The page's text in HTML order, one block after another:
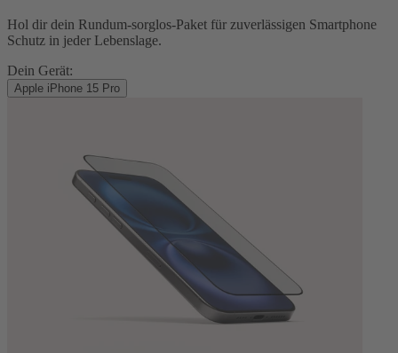
Hol dir dein Rundum-sorglos-Paket für zuverlässigen Smartphone
Schutz in jeder Lebenslage.
Dein Gerät:
Apple iPhone 15 Pro